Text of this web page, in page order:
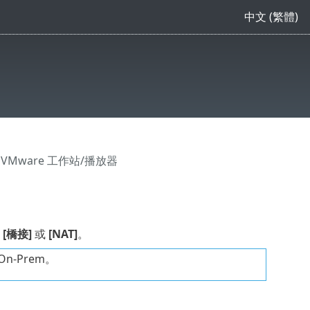
中文 (繁體)
工作站/播放器
[橋接]或 [NAT]。
Prem。